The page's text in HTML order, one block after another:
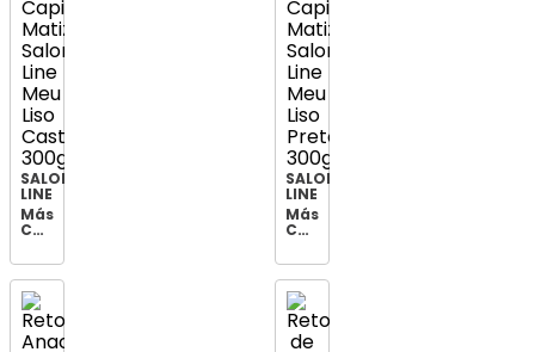
SALON
LINE
Máscara
Capilar
Salon
Line
Meu
Liso
Castanho
300g
SALON
LINE
Máscara
Capilar
Salon
Line
Meu
Liso
Preto
300g